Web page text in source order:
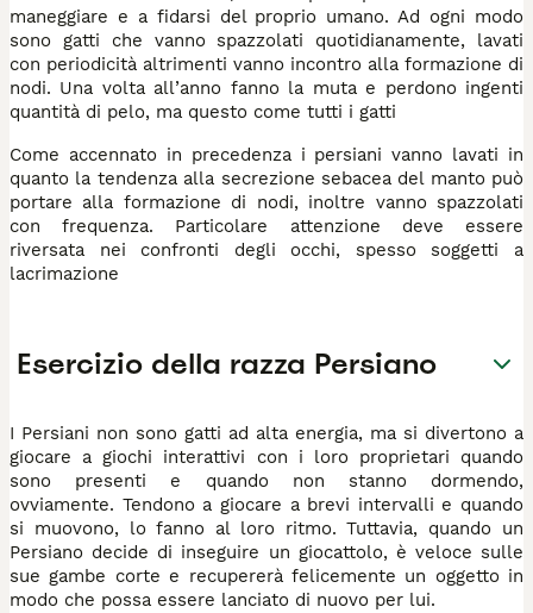
maneggiare e a fidarsi del proprio umano. Ad ogni modo
sono gatti che vanno spazzolati quotidianamente, lavati
con periodicità altrimenti vanno incontro alla formazione di
nodi. Una volta all’anno fanno la muta e perdono ingenti
quantità di pelo, ma questo come tutti i gatti
Come accennato in precedenza i persiani vanno lavati in
quanto la tendenza alla secrezione sebacea del manto può
portare alla formazione di nodi, inoltre vanno spazzolati
con frequenza. Particolare attenzione deve essere
riversata nei confronti degli occhi, spesso soggetti a
lacrimazione
Esercizio della razza Persiano
I Persiani non sono gatti ad alta energia, ma si divertono a
giocare a giochi interattivi con i loro proprietari quando
sono presenti e quando non stanno dormendo,
ovviamente. Tendono a giocare a brevi intervalli e quando
si muovono, lo fanno al loro ritmo. Tuttavia, quando un
Persiano decide di inseguire un giocattolo, è veloce sulle
sue gambe corte e recupererà felicemente un oggetto in
modo che possa essere lanciato di nuovo per lui.